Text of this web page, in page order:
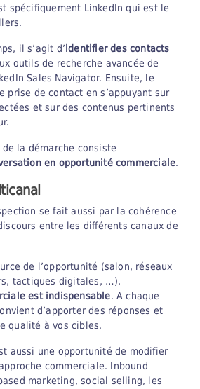
spécifiquement LinkedIn qui est le
il s’agit d’identifier des contacts
outils de recherche avancée de
Sales Navigator. Ensuite, le
prise de contact en s’appuyant sur
et sur des contenus pertinents
la démarche consiste
en opportunité commerciale.
se fait aussi par la cohérence
entre les différents canaux de
de l’opportunité (salon, réseaux
tactiques digitales, …),
est indispensable. A chaque
d’apporter des réponses et
qualité à vos cibles.
aussi une opportunité de modifier
commerciale. Inbound
marketing, social selling, les